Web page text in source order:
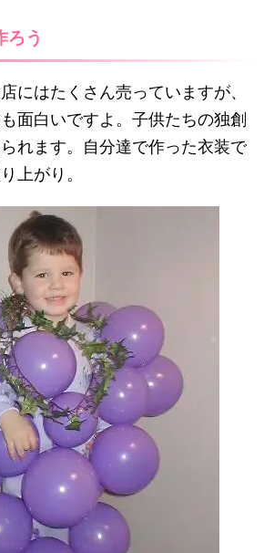
ろう
にはたくさん売っていますが、
面白いですよ。子供たちの独創
れます。自分達で作った衣装で
上がり。